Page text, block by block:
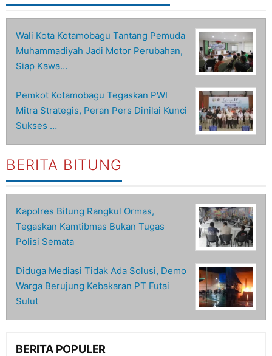
Wali Kota Kotamobagu Tantang Pemuda
Muhammadiyah Jadi Motor Perubahan,
Siap Kawa…
Pemkot Kotamobagu Tegaskan PWI
Mitra Strategis, Peran Pers Dinilai Kunci
Sukses …
BERITA BITUNG
Kapolres Bitung Rangkul Ormas,
Tegaskan Kamtibmas Bukan Tugas
Polisi Semata
Diduga Mediasi Tidak Ada Solusi, Demo
Warga Berujung Kebakaran PT Futai
Sulut
BERITA POPULER